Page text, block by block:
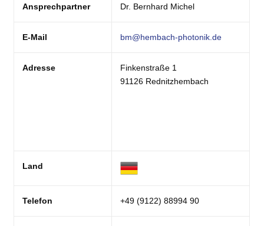
Ansprechpartner Dr. Bernhard Michel
E-Mail bm@hembach-photonik.de
Adresse
Finkenstraße 1
91126 Rednitzhembach
Land
Telefon +49 (9122) 88994 90